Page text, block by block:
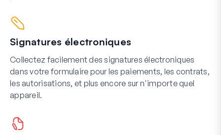
Signatures électroniques
Collectez facilement des signatures électroniques
dans votre formulaire pour les paiements, les contrats,
les autorisations, et plus encore sur n'importe quel
appareil.